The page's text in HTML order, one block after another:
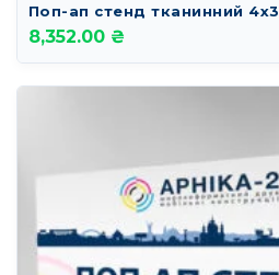
Поп-ап стенд тканинний 4х3
8,352.00 ₴